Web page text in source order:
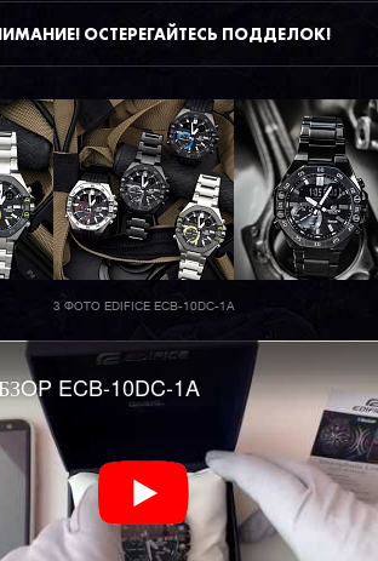
ОСТЕРЕГАЙТЕСЬ ПОДДЕЛОК!
3 ФОТО EDIFICE ECB-10DC-1A
ECB-10DC-1A